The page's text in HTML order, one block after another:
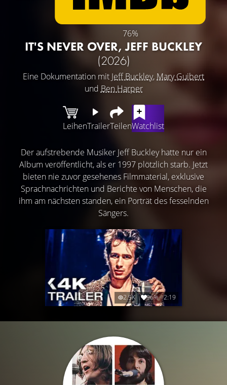
76%
IT'S NEVER OVER, JEFF BUCKLEY
(2026)
Eine Dokumentation mit Jeff Buckley, Mary Guibert
und Ben Harper
LeihenTrailerTeilenWatchlist
Der aufstrebende Musiker Jeff Buckley hatte nur ein
Album veröffentlicht, als er 1997 plötzlich starb. Jetzt
bieten nie zuvor gesehenes Filmmaterial, exklusive
Sprachnachrichten und Berichte von Menschen, die
ihm am nächsten standen, ein Porträt des fesselnden
Sängers.
2.5K 96% 2:19